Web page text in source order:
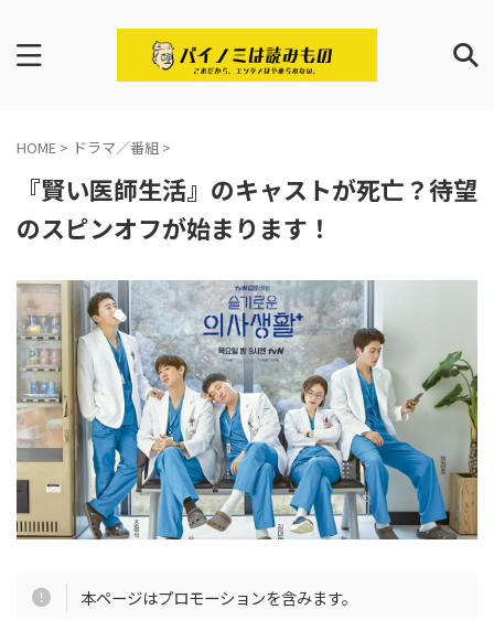
HOME > ドラマ／番組 >
『賢い医師生活』のキャストが死亡？待望
のスピンオフが始まります！
本ページはプロモーションを含みます。